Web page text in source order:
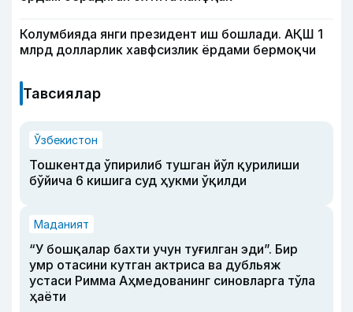
Колумбияда янги президент иш бошлади. АҚШ 1
млрд долларлик хавфсизлик ёрдами бермоқчи
Тавсиялар
Ўзбекистон
Тошкентда ўпирилиб тушган йўл қурилиши
бўйича 6 кишига суд ҳукми ўқилди
Маданият
“У бошқалар бахти учун туғилган эди”. Бир
умр отасини кутган актриса ва дубльяж
устаси Римма Аҳмедованинг синовларга тўла
ҳаёти